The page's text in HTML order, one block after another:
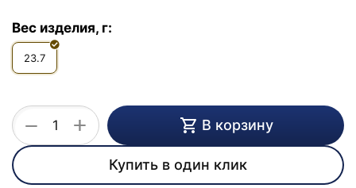
Вес изделия, г:
23.7
+
− В корзину
Купить в один клик